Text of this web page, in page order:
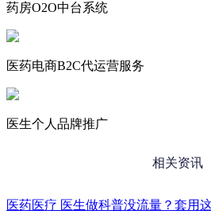
药房O2O中台系统
医药电商B2C代运营服务
医生个人品牌推广
相关资讯
医药医疗 医生做科普没流量？套用